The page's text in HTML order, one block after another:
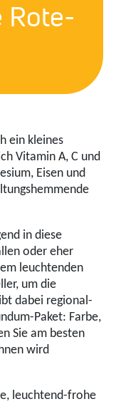
Rote-
ein kleines
Vitamin A, C und
Eisen und
in diese
oder eher
leuchtenden
um die
dabei regional-
Paket: Farbe,
Sie am besten
wird
leuchtend-frohe